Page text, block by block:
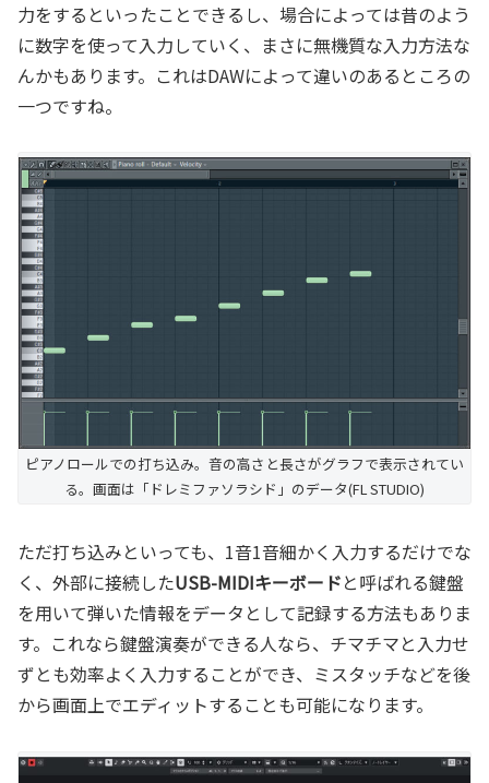
力をするといったことできるし、場合によっては昔のよう
に数字を使って入力していく、まさに無機質な入力方法な
んかもあります。これはDAWによって違いのあるところの
一つですね。
ピアノロールでの打ち込み。音の高さと長さがグラフで表示されてい
る。画面は「ドレミファソラシド」のデータ(FL STUDIO)
ただ打ち込みといっても、1音1音細かく入力するだけでな
く、外部に接続したUSB-MIDIキーボードと呼ばれる鍵盤
を用いて弾いた情報をデータとして記録する方法もありま
す。これなら鍵盤演奏ができる人なら、チマチマと入力せ
ずとも効率よく入力することができ、ミスタッチなどを後
から画面上でエディットすることも可能になります。